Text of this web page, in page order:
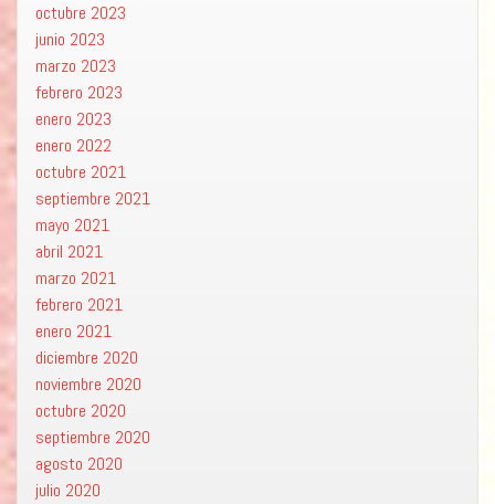
octubre 2023
junio 2023
marzo 2023
febrero 2023
enero 2023
enero 2022
octubre 2021
septiembre 2021
mayo 2021
abril 2021
marzo 2021
febrero 2021
enero 2021
diciembre 2020
noviembre 2020
octubre 2020
septiembre 2020
agosto 2020
julio 2020